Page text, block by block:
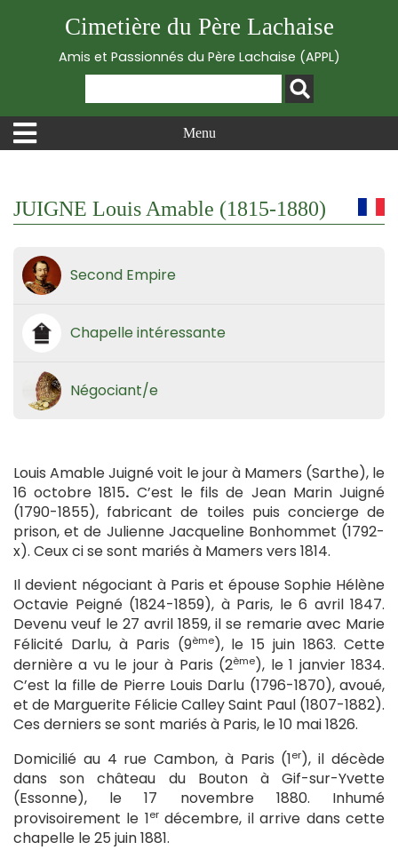
Cimetière du Père Lachaise
Amis et Passionnés du Père Lachaise (APPL)
Menu
JUIGNE Louis Amable (1815-1880)
Second Empire
Chapelle intéressante
Négociant/e
Louis Amable Juigné voit le jour à Mamers (Sarthe), le
16 octobre 1815. C’est le fils de Jean Marin Juigné
(1790-1855), fabricant de toiles puis concierge de
prison, et de Julienne Jacqueline Bonhommet (1792-
x). Ceux ci se sont mariés à Mamers vers 1814.
Il devient négociant à Paris et épouse Sophie Hélène
Octavie Peigné (1824-1859), à Paris, le 6 avril 1847.
Devenu veuf le 27 avril 1859, il se remarie avec Marie
Félicité Darlu, à Paris (9ème), le 15 juin 1863. Cette
dernière a vu le jour à Paris (2ème), le 1 janvier 1834.
C’est la fille de Pierre Louis Darlu (1796-1870), avoué,
et de Marguerite Félicie Calley Saint Paul (1807-1882).
Ces derniers se sont mariés à Paris, le 10 mai 1826.
Domicilié au 4 rue Cambon, à Paris (1er), il décède
dans son château du Bouton à Gif-sur-Yvette
(Essonne), le 17 novembre 1880. Inhumé
provisoirement le 1erdécembre, il arrive dans cette
chapelle le 25 juin 1881.